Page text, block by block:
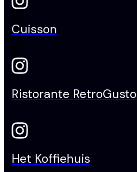
Cuisson
Ristorante RetroGusto
Het Koffiehuis